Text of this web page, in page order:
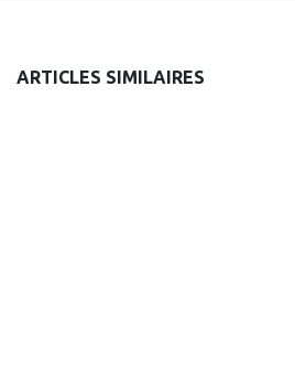
ARTICLES SIMILAIRES